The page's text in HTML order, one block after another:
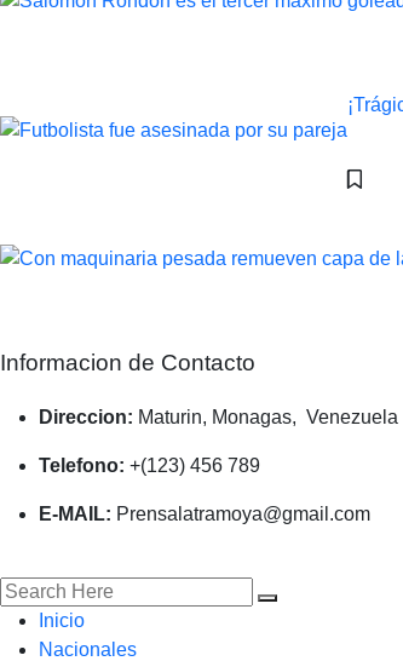
Informacion de Contacto
Direccion: Maturin, Monagas, Venezuela
Telefono: +(123) 456 789
E-MAIL: Prensalatramoya@gmail.com
Inicio
Nacionales